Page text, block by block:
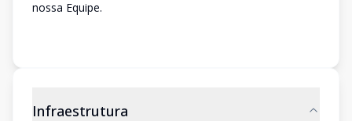
nossa Equipe.
Infraestrutura